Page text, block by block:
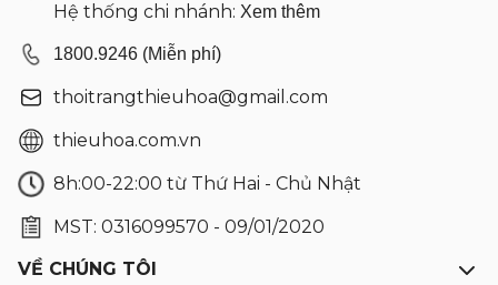
Hệ thống chi nhánh: Xem thêm
1800.9246 (Miễn phí)
thoitrangthieuhoa@gmail.com
thieuhoa.com.vn
8h:00-22:00 từ Thứ Hai - Chủ Nhật
MST: 0316099570 - 09/01/2020
VỀ CHÚNG TÔI